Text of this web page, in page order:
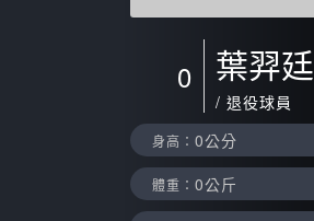
0 葉羿廷
/ 退役球員
身高： 0公分
體重： 0公斤